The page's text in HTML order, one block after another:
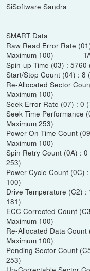
SiSoftware Sandra
SMART Data
Raw Read Error Rate
Maximum 100) -----------
Spin-up Time (03) :
Start/Stop Count (04) : 8
Re-Allocated Sector
Maximum 100)
Seek Error Rate (07) : 0
Seek Time Performance
Maximum 253)
Power-On Time Count
Maximum 100)
Spin Retry Count (0A) :
253)
Power Cycle Count (0C)
100)
Drive Temperature (C2)
181)
ECC Corrected Count
Maximum 100)
Re-Allocated Data
Maximum 100)
Pending Sector Count
253)